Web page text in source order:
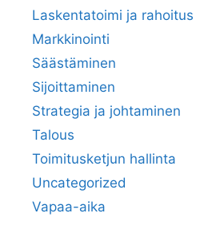
Laskentatoimi ja rahoitus
Markkinointi
Säästäminen
Sijoittaminen
Strategia ja johtaminen
Talous
Toimitusketjun hallinta
Uncategorized
Vapaa-aika